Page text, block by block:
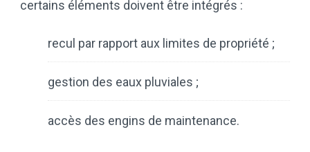
certains éléments doivent être intégrés :
recul par rapport aux limites de propriété ;
gestion des eaux pluviales ;
accès des engins de maintenance.